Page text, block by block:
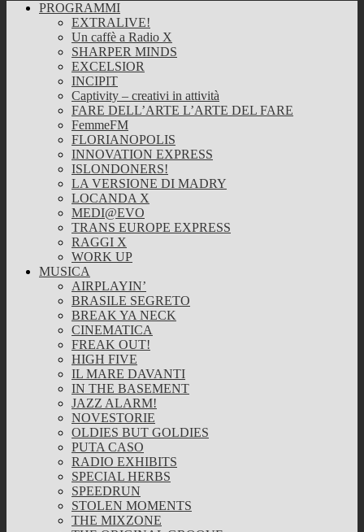
PROGRAMMI
EXTRALIVE!
Un caffè a Radio X
SHARPER MINDS
EXCELSIOR
INCIPIT
Captivity – creativi in attività
FARE DELL’ARTE L’ARTE DEL FARE
FemmeFM
FLORIANOPOLIS
INNOVATION EXPRESS
ISLONDONERS!
LA VERSIONE DI MADRY
LOCANDA X
MEDI@EVO
TRANS EUROPE EXPRESS
RAGGI X
WORK UP
MUSICA
AIRPLAYIN’
BRASILE SEGRETO
BREAK YA NECK
CINEMATICA
FREAK OUT!
HIGH FIVE
IL MARE DAVANTI
IN THE BASEMENT
JAZZ ALARM!
NOVESTORIE
OLDIES BUT GOLDIES
PUTA CASO
RADIO EXHIBITS
SPECIAL HERBS
SPEEDRUN
STOLEN MOMENTS
THE MIXZONE